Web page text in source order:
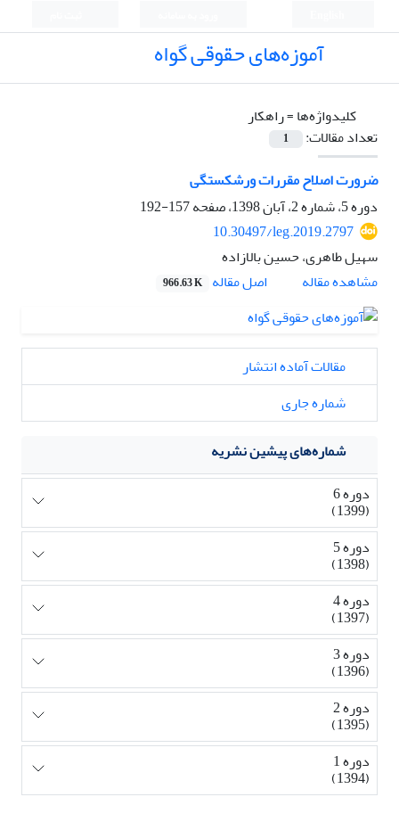
آموزه‌های حقوقی گواه
کلیدواژه‌ها =راهکار
تعداد مقالات:
1
ضرورت اصلاح مقررات ورشکستگی
دوره 5، شماره 2، آبان 1398، صفحه
157-192
10.30497/leg.2019.2797
سهیل طاهری، حسین بالازاده
مشاهده مقاله
اصل مقاله 966.63 K
مقالات آماده انتشار
شماره جاری
شماره‌های پیشین نشریه
دوره 6
(1399)
دوره 5
(1398)
دوره 4
(1397)
دوره 3
(1396)
دوره 2
(1395)
دوره 1
(1394)